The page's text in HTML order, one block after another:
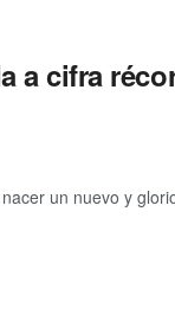
a cifra
un nuevo y